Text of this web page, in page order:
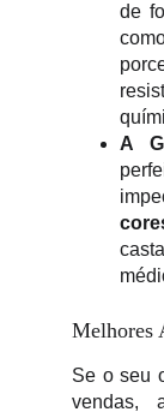
de
A
Melhores
Se o seu
vendas,